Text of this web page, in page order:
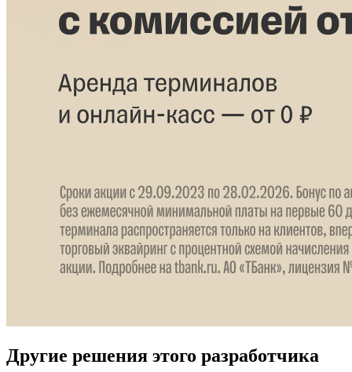
Другие решения этого разработчика